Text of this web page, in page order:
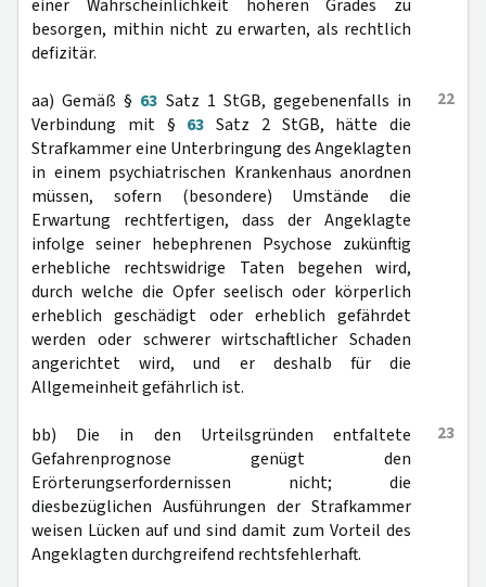
einer Wahrscheinlichkeit höheren Grades zu
besorgen, mithin nicht zu erwarten, als rechtlich
defizitär.
22
aa) Gemäß § 63 Satz 1 StGB, gegebenenfalls in
Verbindung mit § 63 Satz 2 StGB, hätte die
Strafkammer eine Unterbringung des Angeklagten
in einem psychiatrischen Krankenhaus anordnen
müssen, sofern (besondere) Umstände die
Erwartung rechtfertigen, dass der Angeklagte
infolge seiner hebephrenen Psychose zukünftig
erhebliche rechtswidrige Taten begehen wird,
durch welche die Opfer seelisch oder körperlich
erheblich geschädigt oder erheblich gefährdet
werden oder schwerer wirtschaftlicher Schaden
angerichtet wird, und er deshalb für die
Allgemeinheit gefährlich ist.
23
bb) Die in den Urteilsgründen entfaltete
Gefahrenprognose genügt den
Erörterungserfordernissen nicht; die
diesbezüglichen Ausführungen der Strafkammer
weisen Lücken auf und sind damit zum Vorteil des
Angeklagten durchgreifend rechtsfehlerhaft.